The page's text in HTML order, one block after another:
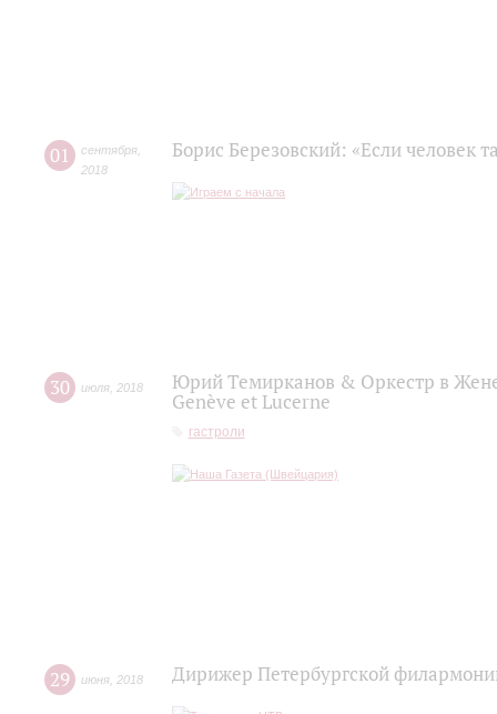
01 сентября
2018
Борис Березовский: «Если человек
30 июля 2018
Юрий Темирканов & Оркестр в
Genève et Lucerne
гастроли
29 июня 2018 Дирижер Петербургской